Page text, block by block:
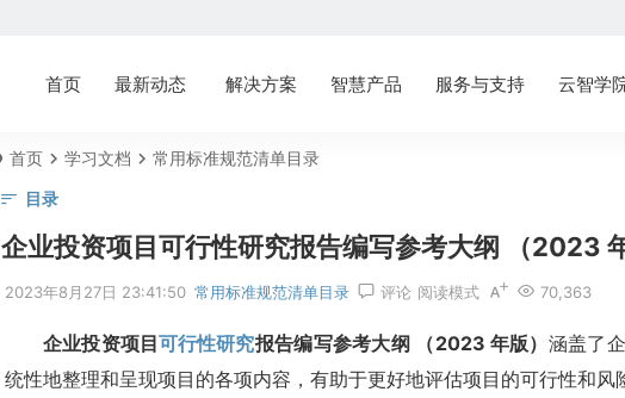
首页 最新动态 解决方案 智慧产品 服务与支持 云智学
首页 学习文档
常用标准规范清单目录
目录
企业投资项目可行性研究报告编写参考大纲 （2023 年
2023年8月27日 23:41:50 常用标准规范清单目录 评论 70,363
阅读模式
企业投资项目可行性研究报告编写参考大纲 （2023 年版） 涵盖了
统性地整理和呈现项目的各项内容，有助于更好地评估项目的可行性和风